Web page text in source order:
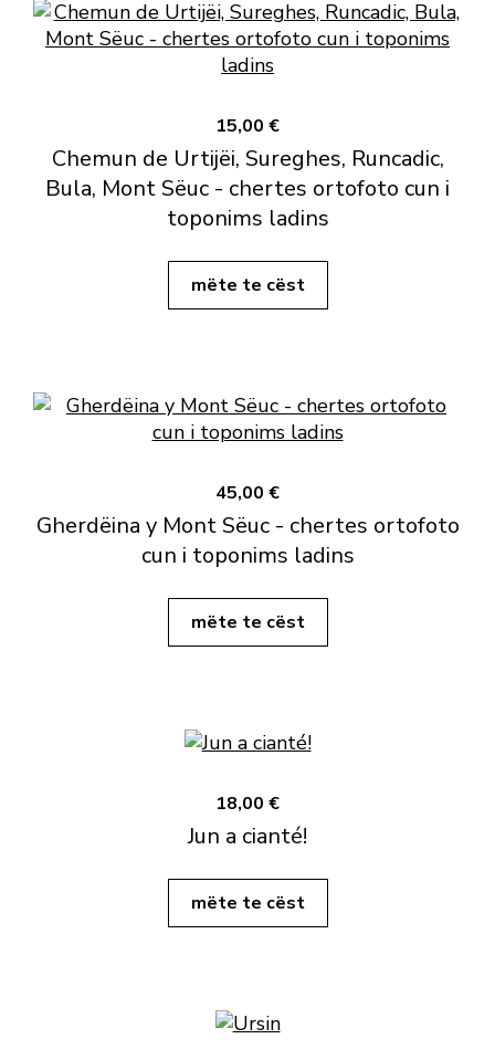
15,00 €
Chemun de Urtijëi, Sureghes, Runcadic,
Bula, Mont Sëuc - chertes ortofoto cun i
toponims ladins
mëte te cëst
45,00 €
Gherdëina y Mont Sëuc - chertes ortofoto
cun i toponims ladins
mëte te cëst
18,00 €
Jun a cianté!
mëte te cëst